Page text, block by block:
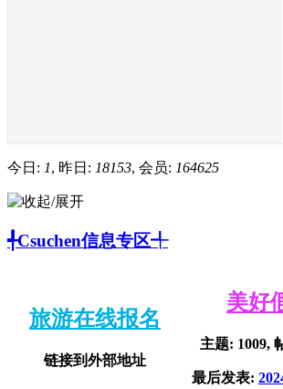
今日: 1, 昨日: 18153, 会员: 164625
╃Csuchen信息专区╃
旅游在线报名
链接到外部地址
美好
主题: 1009,
最后发表: